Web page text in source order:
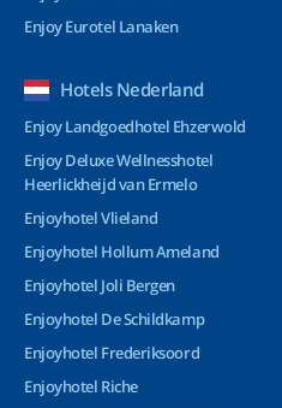
Enjoy Eurotel Lanaken
Hotels Nederland
Enjoy Landgoedhotel Ehzerwold
Enjoy Deluxe Wellnesshotel
Heerlickheijd van Ermelo
Enjoyhotel Vlieland
Enjoyhotel Hollum Ameland
Enjoyhotel Joli Bergen
Enjoyhotel De Schildkamp
Enjoyhotel Frederiksoord
Enjoyhotel Riche